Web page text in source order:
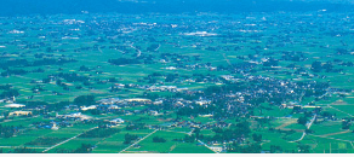
政策
活動報告